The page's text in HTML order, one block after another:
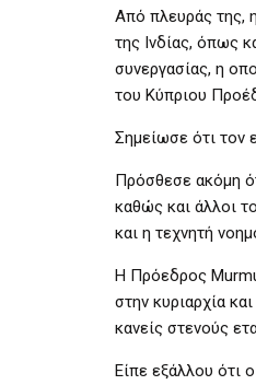
Από πλευράς της,
της Ινδίας, όπως
συνεργασίας, η
του Κύπριου
Σημείωσε ότι τον
Πρόσθεσε ακόμη
καθώς και άλλοι
και η τεχνητή
Η Πρόεδρος
στην κυριαρχία
κανείς στενούς
Είπε εξάλλου ότι